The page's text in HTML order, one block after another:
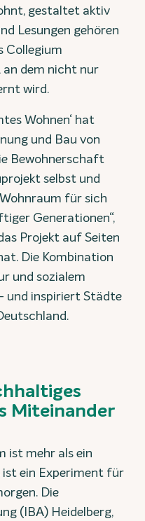
gestaltet aktiv
Lesungen gehören
Collegium
dem nicht nur
wird.
Wohnen‘ hat
und Bau von
Bewohnerschaft
selbst und
für sich
Generationen“,
Projekt auf Seiten
Die Kombination
und sozialem
und inspiriert Städte
Miteinander
ist mehr als ein
ist ein Experiment für
Die
(IBA) Heidelberg,